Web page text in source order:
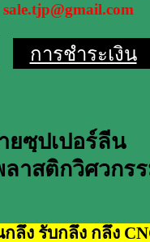
การชำระเงิน
sale.tjp@gmail.com
ยซุปเปอร์ลีน
าสติกวิศวกร
ลึง รับกลึง กลึง